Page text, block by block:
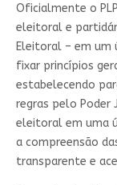
Oficialmente o
eleitoral e
Eleitoral – em um
fixar princípios
estabelecendo
regras pelo Poder
eleitoral em uma
a compreensão
transparente e